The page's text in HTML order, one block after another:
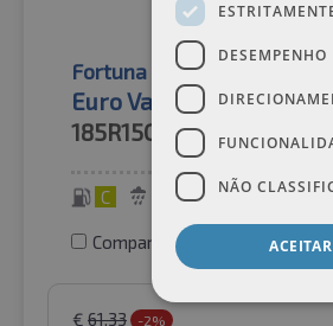
Fortuna Pneus de verão
Euro Van 8PR
185R15C
103/102R
C 69 dB
Comparar pneus
€ 61.33 -2%
DESEMPENHO
NÃO